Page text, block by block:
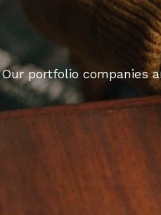
Our portfolio companies